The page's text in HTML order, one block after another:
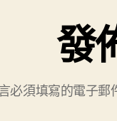
發
必須填寫的電子郵